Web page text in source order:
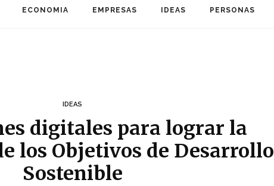
ECONOMIA EMPRESAS IDEAS PERSONAS
IDEAS
digitales para lograr la
los Objetivos de Desarrollo
Sostenible